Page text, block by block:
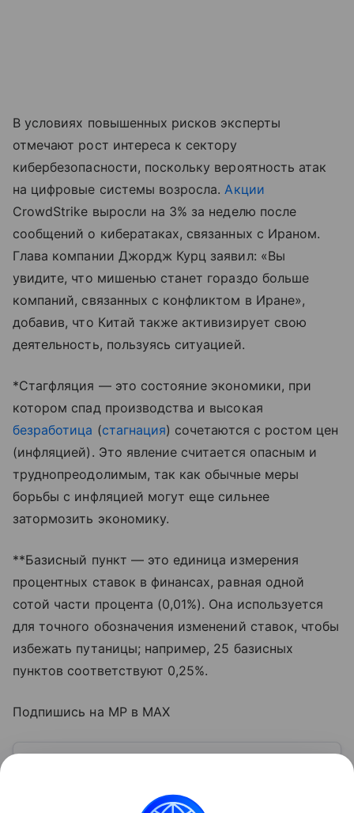
В условиях повышенных рисков эксперты
отмечают рост интереса к сектору
кибербезопасности, поскольку вероятность атак
на цифровые системы возросла.Акции
CrowdStrike выросли на 3% за неделю после
сообщений о кибератаках, связанных с Ираном.
Глава компании Джордж Курц заявил: «Вы
увидите, что мишенью станет гораздо больше
компаний, связанных с конфликтом в Иране»,
добавив, что Китай также активизирует свою
деятельность, пользуясь ситуацией.
*Стагфляция — это состояние экономики, при
котором спад производства и высокая
безработица (стагнация) сочетаются с ростом цен
(инфляцией). Это явление считается опасным и
труднопреодолимым, так как обычные меры
борьбы с инфляцией могут еще сильнее
затормозить экономику.
**Базисный пункт — это единица измерения
процентных ставок в финансах, равная одной
сотой части процента (0,01%). Она используется
для точного обозначения изменений ставок, чтобы
избежать путаницы; например, 25 базисных
пунктов соответствуют 0,25%.
Подпишись на MP в MAX
инвестирования